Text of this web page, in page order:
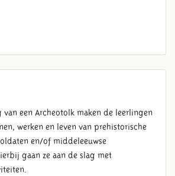
een Archeotolk maken de leerlingen
werken en leven van prehistorische
en/of middeleeuwse
gaan ze aan de slag met